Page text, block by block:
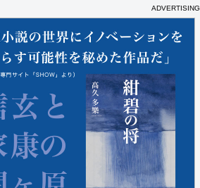
ADVERTISING